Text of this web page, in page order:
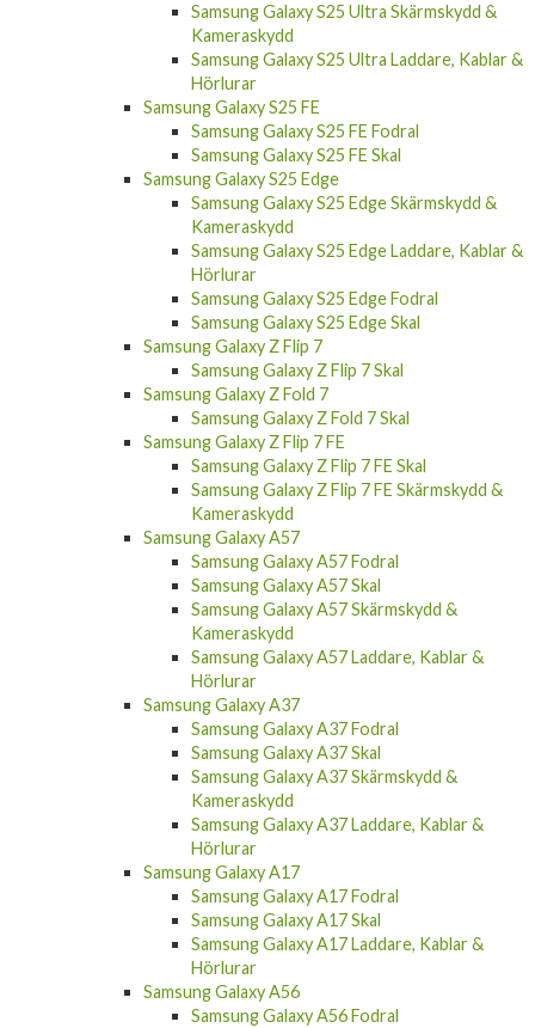
Samsung Galaxy S25 Ultra Skärmskydd &
Kameraskydd
Samsung Galaxy S25 Ultra Laddare, Kablar &
Hörlurar
Samsung Galaxy S25 FE
Samsung Galaxy S25 FE Fodral
Samsung Galaxy S25 FE Skal
Samsung Galaxy S25 Edge
Samsung Galaxy S25 Edge Skärmskydd &
Kameraskydd
Samsung Galaxy S25 Edge Laddare, Kablar &
Hörlurar
Samsung Galaxy S25 Edge Fodral
Samsung Galaxy S25 Edge Skal
Samsung Galaxy Z Flip 7
Samsung Galaxy Z Flip 7 Skal
Samsung Galaxy Z Fold 7
Samsung Galaxy Z Fold 7 Skal
Samsung Galaxy Z Flip 7 FE
Samsung Galaxy Z Flip 7 FE Skal
Samsung Galaxy Z Flip 7 FE Skärmskydd &
Kameraskydd
Samsung Galaxy A57
Samsung Galaxy A57 Fodral
Samsung Galaxy A57 Skal
Samsung Galaxy A57 Skärmskydd &
Kameraskydd
Samsung Galaxy A57 Laddare, Kablar &
Hörlurar
Samsung Galaxy A37
Samsung Galaxy A37 Fodral
Samsung Galaxy A37 Skal
Samsung Galaxy A37 Skärmskydd &
Kameraskydd
Samsung Galaxy A37 Laddare, Kablar &
Hörlurar
Samsung Galaxy A17
Samsung Galaxy A17 Fodral
Samsung Galaxy A17 Skal
Samsung Galaxy A17 Laddare, Kablar &
Hörlurar
Samsung Galaxy A56
Samsung Galaxy A56 Fodral